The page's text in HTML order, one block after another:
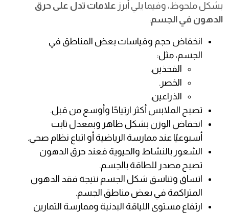
بشكل ملحوظ، وفيما يلي أبرز علامات تدل على حرق
الدهون في الجسم:
انخفاض حجم وقياسات بعض المناطق في
الجسم، مثل:
الفخذين.
الخصر.
الذراعين.
تصبح الملابس أكثر ارتياحًا وأوسع من قبل.
انخفاض الوزن بشكل ظاهر وبمعدل ثابت
أسبوعيًا عند ممارسة الرياضية أو اتباع نظام صحي.
الشعور بالنشاط والحيوية فعند حرق الدهون
تصبح مصدر للطاقة بالجسم.
اتساق وتناسق شكل الجسم نتيجة فقد الدهون
المتراكمة في بعض مناطق الجسم.
ارتفاع مستوى اللياقة البدنية وممارسة التمارين